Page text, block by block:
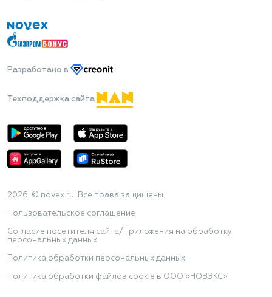
Разработано в
Техподдержка сайта
2026 © novex.ru. Все права защищены
Пользовательское соглашение
Согласие посетителя сайта/Приложения на обработку
персональных данных
Политика обработки персональных данных
Политика обработки файлов cookie в ООО «НОВЭКС»